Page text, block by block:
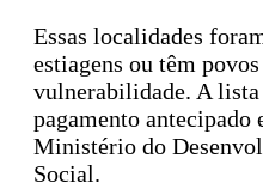
Essas localidades
estiagens ou têm
vulnerabilidade. A
pagamento antecipado
Ministério do
Social.